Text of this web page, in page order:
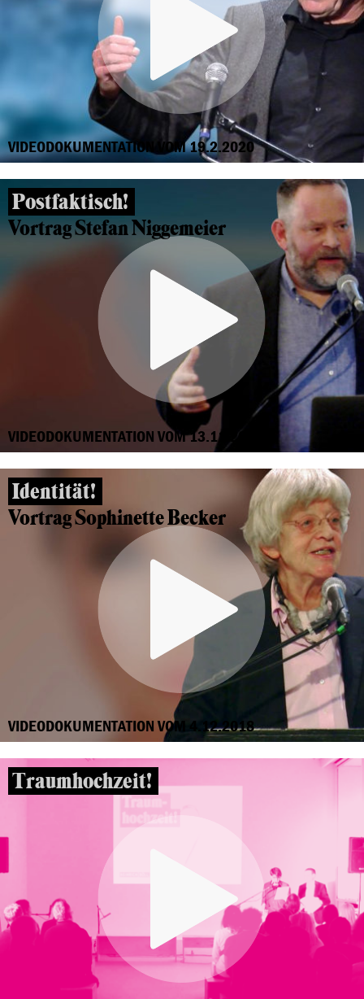
VIDEODOKUMENTATION VOM 19.2.2020
Postfaktisch!
Vortrag Stefan Niggemeier
VIDEODOKUMENTATION VOM 13.11.2018
Identität!
Vortrag Sophinette Becker
VIDEODOKUMENTATION VOM 4.12.2018
Traumhochzeit!